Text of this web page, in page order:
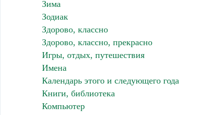
Зима
Зодиак
Здорово, классно
Здорово, классно, прекрасно
Игры, отдых, путешествия
Имена
Календарь этого и следующего года
Книги, библиотека
Компьютер